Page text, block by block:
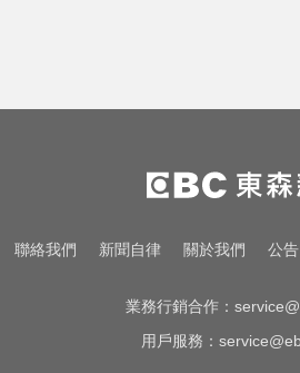
中毒關鍵
涉製毒、跨國販毒！埃及
攏係為了晶片！「斷交19年
聯絡我們 新聞自律 關於我們 公告
業務行銷合作：
用戶服務：